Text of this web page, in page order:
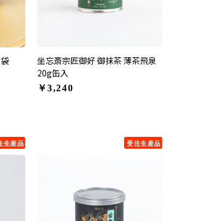
坐忘斎宗匠御好 御抹茶 薄茶飛泉
20g缶入
￥3,240